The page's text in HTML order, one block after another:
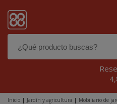
Inicio | Jardín y agricultura | Mobiliario de